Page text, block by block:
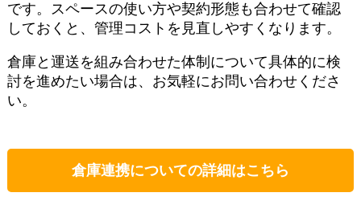
です。スペースの使い方や契約形態も合わせて確認
しておくと、管理コストを見直しやすくなります。
倉庫と運送を組み合わせた体制について具体的に検
討を進めたい場合は、お気軽にお問い合わせくださ
い。
倉庫連携についての詳細はこちら